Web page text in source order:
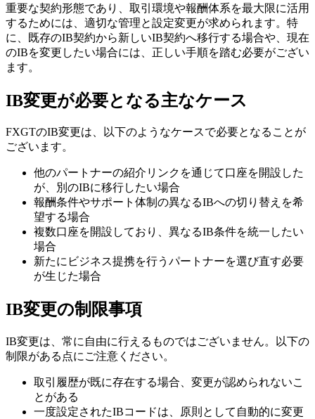
重要な契約形態であり、取引環境や報酬体系を最大限に活用
するためには、適切な管理と設定変更が求められます。特
に、既存のIB契約から新しいIB契約へ移行する場合や、現在
のIBを変更したい場合には、正しい手順を踏む必要がござい
ます。
IB変更が必要となる主なケース
FXGTのIB変更は、以下のようなケースで必要となることが
ございます。
他のパートナーの紹介リンクを通じて口座を開設した
が、別のIBに移行したい場合
報酬条件やサポート体制の異なるIBへの切り替えを希
望する場合
複数口座を開設しており、異なるIB条件を統一したい
場合
新たにビジネス提携を行うパートナーを選び直す必要
が生じた場合
IB変更の制限事項
IB変更は、常に自由に行えるものではございません。以下の
制限がある点にご注意ください。
取引履歴が既に存在する場合、変更が認められないこ
とがある
一度設定されたIBコードは、原則として自動的に変更